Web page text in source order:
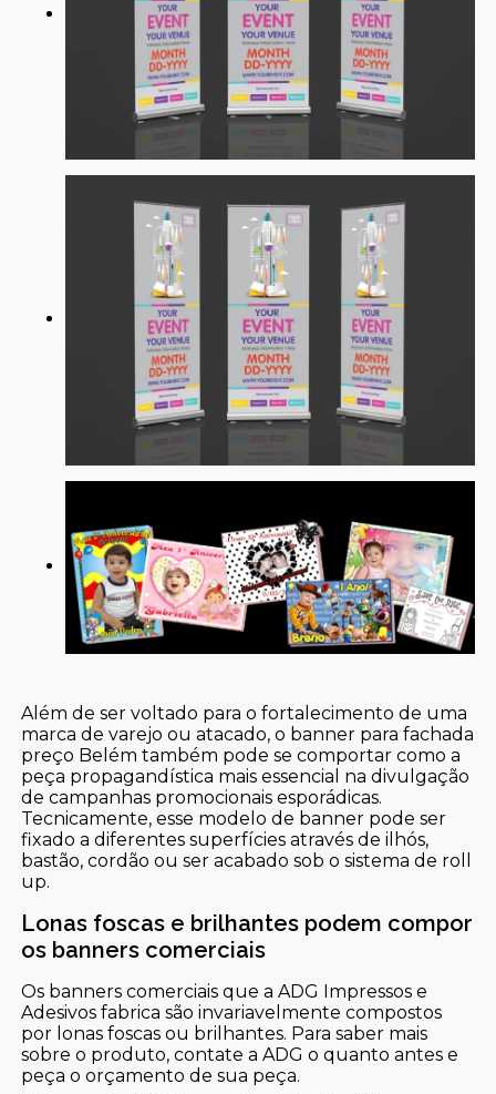
Além de ser voltado para o fortalecimento de uma
marca de varejo ou atacado, o banner para fachada
preço Belém também pode se comportar como a
peça propagandística mais essencial na divulgação
de campanhas promocionais esporádicas.
Tecnicamente, esse modelo de banner pode ser
fixado a diferentes superfícies através de ilhós,
bastão, cordão ou ser acabado sob o sistema de roll
up.
Lonas foscas e brilhantes podem compor
os banners comerciais
Os banners comerciais que a ADG Impressos e
Adesivos fabrica são invariavelmente compostos
por lonas foscas ou brilhantes. Para saber mais
sobre o produto, contate a ADG o quanto antes e
peça o orçamento de sua peça.